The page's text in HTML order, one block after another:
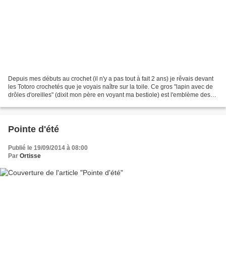
Depuis mes débuts au crochet (il n'y a pas tout à fait 2 ans) je rêvais devant
les Totoro crochetés que je voyais naître sur la toile. Ce gros "lapin avec de
drôles d'oreilles" (dixit mon père en voyant ma bestiole) est l'emblème des
Pointe d'été
Publié le 19/09/2014 à 08:00
Par Ortisse